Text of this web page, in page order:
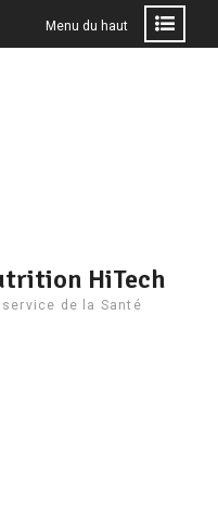
Menu du haut
HiTech
de la Santé